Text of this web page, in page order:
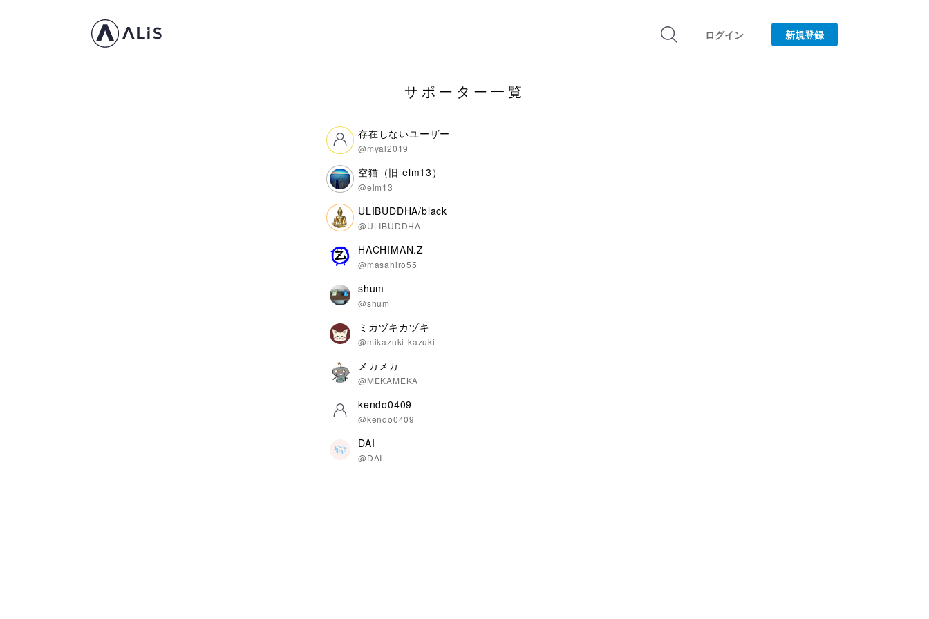
ログイン 新規登録
サポーター一覧
存在しないユーザー
@myal2019
空猫（旧 elm13）
@elm13
ULIBUDDHA/black
@ULIBUDDHA
HACHIMAN.Z
@masahiro55
shum
@shum
ミカヅキカヅキ
@mikazuki-kazuki
メカメカ
@MEKAMEKA
kendo0409
@kendo0409
DAI
@DAI